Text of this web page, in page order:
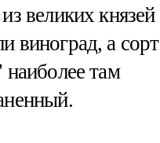
великих князей
виноград, а сорт
там